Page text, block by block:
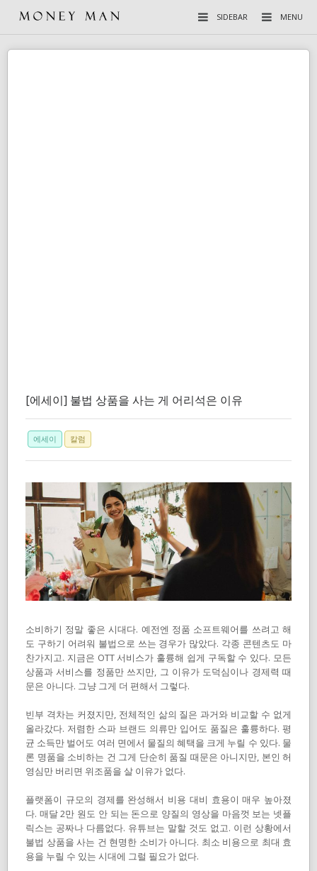
MENU
SIDEBAR
[에세이] 불법 상품을 사는 게 어리석은 이유
에세이 칼럼
소비하기 정말 좋은 시대다. 예전엔 정품 소프트웨어를 쓰려고 해
도 구하기 어려워 불법으로 쓰는 경우가 많았다. 각종 콘텐츠도 마
찬가지고. 지금은 OTT 서비스가 훌륭해 쉽게 구독할 수 있다. 모든
상품과 서비스를 정품만 쓰지만, 그 이유가 도덕심이나 경제력 때
문은 아니다. 그냥 그게 더 편해서 그렇다.
빈부 격차는 커졌지만, 전체적인 삶의 질은 과거와 비교할 수 없게
올라갔다. 저렴한 스파 브랜드 의류만 입어도 품질은 훌륭하다. 평
균 소득만 벌어도 여러 면에서 물질의 혜택을 크게 누릴 수 있다. 물
론 명품을 소비하는 건 그게 단순히 품질 때문은 아니지만, 본인 허
영심만 버리면 위조품을 살 이유가 없다.
플랫폼이 규모의 경제를 완성해서 비용 대비 효용이 매우 높아졌
다. 매달 2만 원도 안 되는 돈으로 양질의 영상을 마음껏 보는 넷플
릭스는 공짜나 다름없다. 유튜브는 말할 것도 없고. 이런 상황에서
불법 상품을 사는 건 현명한 소비가 아니다. 최소 비용으로 최대 효
용을 누릴 수 있는 시대에 그럴 필요가 없다.